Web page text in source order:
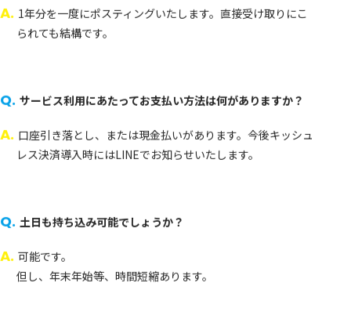
A. 1年分を一度にポスティングいたします。直接受け取りにこ
られても結構です。
Q. サービス利用にあたってお支払い方法は何がありますか？
A. 口座引き落とし、または現金払いがあります。今後キッシュ
レス決済導入時にはLINEでお知らせいたします。
Q. 土日も持ち込み可能でしょうか？
A. 可能です。
但し、年末年始等、時間短縮あります。